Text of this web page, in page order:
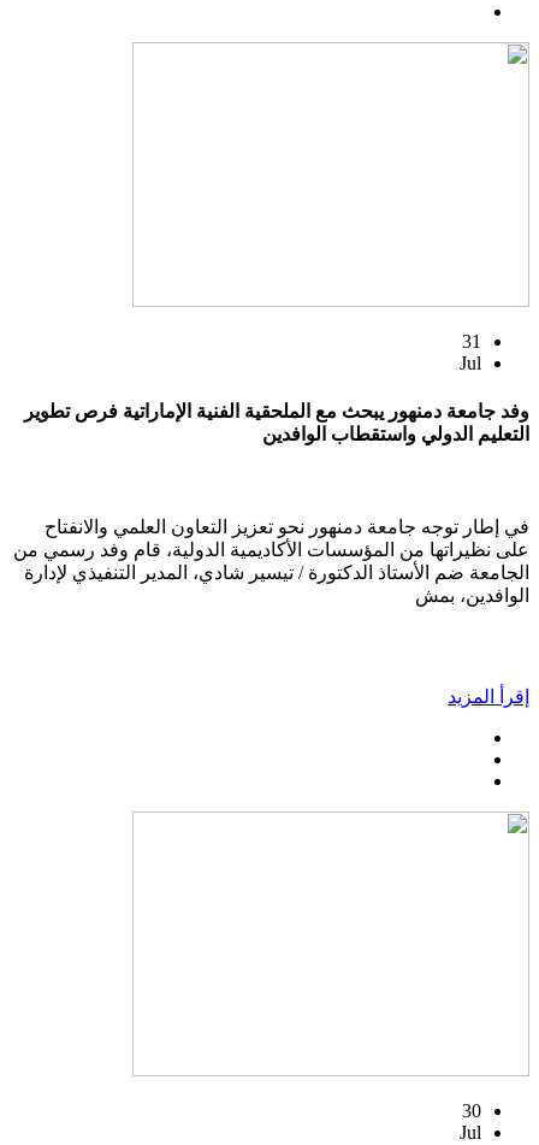
31
Jul
وفد جامعة دمنهور يبحث مع الملحقية الفنية الإماراتية فرص تطوير
التعليم الدولي واستقطاب الوافدين
في إطار توجه جامعة دمنهور نحو تعزيز التعاون العلمي والانفتاح
على نظيراتها من المؤسسات الأكاديمية الدولية، قام وفد رسمي من
الجامعة ضم الأستاذ الدكتورة / تيسير شادي، المدير التنفيذي لإدارة
الوافدين، بمش
إقرأ المزيد
30
Jul